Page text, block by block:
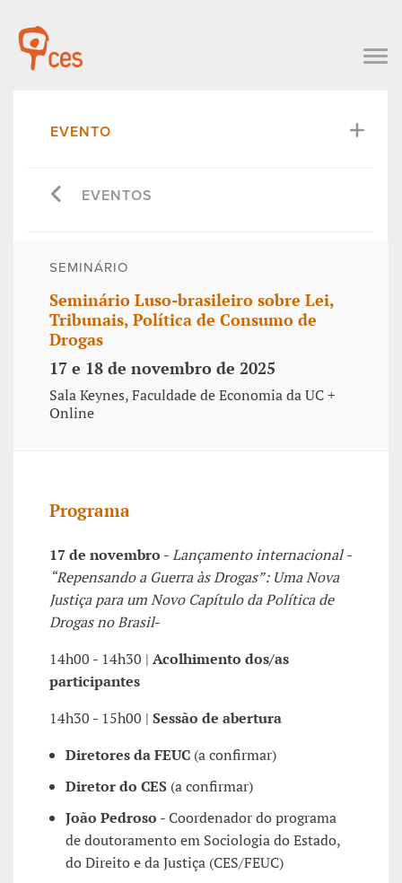
EVENTO
EVENTOS
SEMINÁRIO
Seminário Luso-brasileiro sobre Lei,
Tribunais, Política de Consumo de
Drogas
17 e 18 de novembro de 2025
Sala Keynes, Faculdade de Economia da UC +
Online
Programa
17 de novembro -Lançamento internacional -
“Repensando a Guerra às Drogas”: Uma Nova
Justiça para um Novo Capítulo da Política de
Drogas no Brasil-
14h00 - 14h30 | Acolhimento dos/as
participantes
14h30 - 15h00 | Sessão de abertura
Diretores da FEUC (a confirmar)
Diretor do CES (a confirmar)
João Pedroso - Coordenador do programa
de doutoramento em Sociologia do Estado,
do Direito e da Justiça (CES/FEUC)